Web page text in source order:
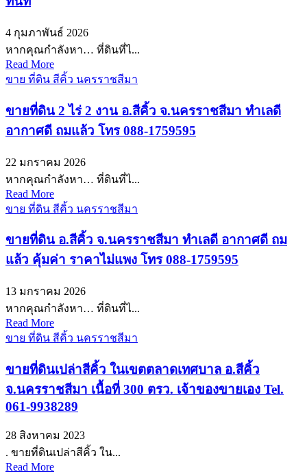
4 กุมภาพันธ์ 2026
หากคุณกำลังหา… ที่ดินที่ไ...
Read More
ขาย ที่ดิน สีคิ้ว นครราชสีมา
ขายที่ดิน 2 ไร่ 2 งาน อ.สีคิ้ว จ.นครราชสีมา ทำเลดี
อากาศดี ถมแล้ว โทร 088-1759595
22 มกราคม 2026
หากคุณกำลังหา… ที่ดินที่ไ...
Read More
ขาย ที่ดิน สีคิ้ว นครราชสีมา
ขายที่ดิน อ.สีคิ้ว จ.นครราชสีมา ทำเลดี อากาศดี ถม
แล้ว คุ้มค่า ราคาไม่แพง โทร 088-1759595
13 มกราคม 2026
หากคุณกำลังหา… ที่ดินที่ไ...
Read More
ขาย ที่ดิน สีคิ้ว นครราชสีมา
ขายที่ดินเปล่าสีคิ้ว ในเขตตลาดเทศบาล อ.สีคิ้ว
จ.นครราชสีมา เนื้อที่ 300 ตรว. เจ้าของขายเอง Tel.
061-9938289
28 สิงหาคม 2023
. ขายที่ดินเปล่าสีคิ้ว ใน...
Read More